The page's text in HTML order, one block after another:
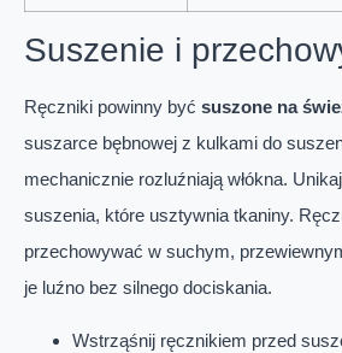
Suszenie i
Ręczniki powinny być suszone na
suszarce bębnowej z kulkami do
mechanicznie rozluźniają włókna.
suszenia, które usztywnia tkaniny.
przechowywać w suchym,
je luźno bez silnego dociskania.
Wstrząśnij ręcznikiem przed